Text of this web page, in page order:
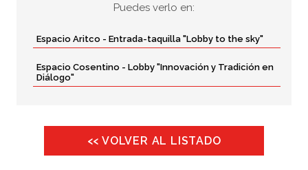
Puedes verlo en:
Espacio Aritco - Entrada-taquilla "Lobby to the sky"
Espacio Cosentino - Lobby "Innovación y Tradición en
Diálogo"
<< VOLVER AL LISTADO